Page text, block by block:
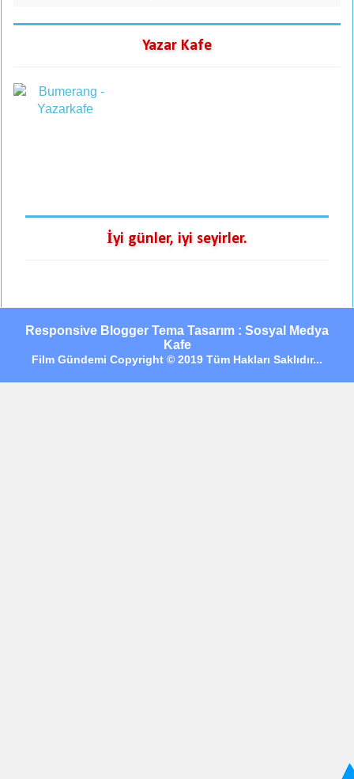
Yazar Kafe
İyi günler, iyi seyirler.
Responsive Blogger Tema Tasarım : Sosyal Medya
Kafe
Film Gündemi Copyright © 2019 Tüm Hakları Saklıdır...